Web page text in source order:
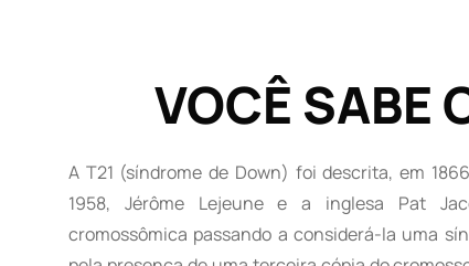
VOCÊ SABE
A T21 (síndrome de Down) foi descrita, em
1958, Jérôme Lejeune e a inglesa Pat
cromossômica passando a considerá-la uma